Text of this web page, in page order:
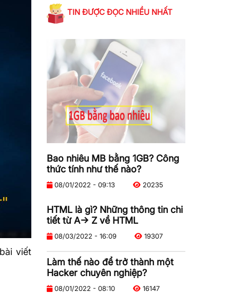
viết
TIN ĐƯỢC ĐỌC NHIỀU NHẤT
Bao nhiêu MB bằng 1GB? Công
thức tính như thế nào?
08/01/2022 - 09:13 20235
HTML là gì? Những thông tin chi
tiết từ A-> Z về HTML
08/03/2022 - 16:09 19307
Làm thế nào để trở thành một
Hacker chuyên nghiệp?
08/01/2022 - 08:10 16147